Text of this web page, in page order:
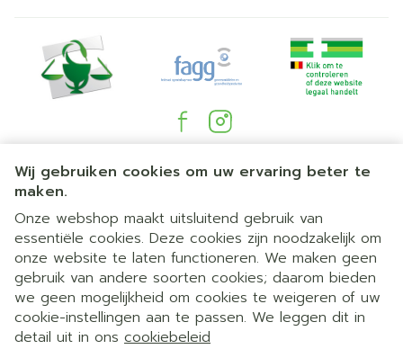
Wij gebruiken cookies om uw ervaring beter te
maken.
Onze webshop maakt uitsluitend gebruik van
essentiële cookies. Deze cookies zijn noodzakelijk om
onze website te laten functioneren. We maken geen
gebruik van andere soorten cookies; daarom bieden
we geen mogelijkheid om cookies te weigeren of uw
cookie-instellingen aan te passen. We leggen dit in
detail uit in ons cookiebeleid
Juridische links